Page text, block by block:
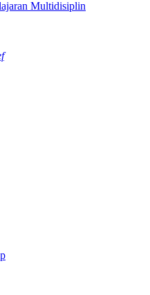
Multidisiplin